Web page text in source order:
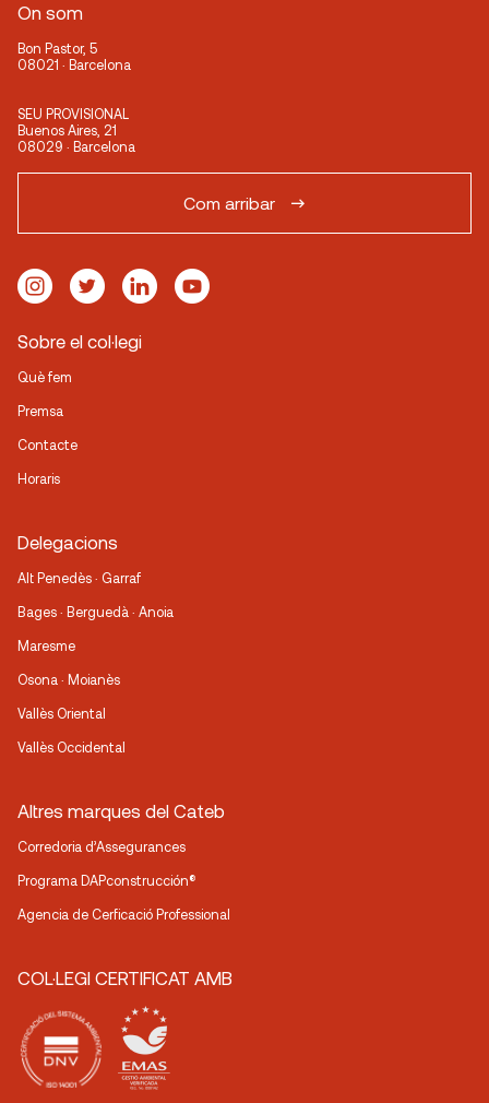
On som
Bon Pastor, 5
08021 · Barcelona
SEU PROVISIONAL
Buenos Aires, 21
08029 · Barcelona
Com arribar
Sobre el col·legi
Què fem
Premsa
Contacte
Horaris
Delegacions
Alt Penedès · Garraf
Bages · Berguedà · Anoia
Maresme
Osona · Moianès
Vallès Oriental
Vallès Occidental
Altres marques del Cateb
Corredoria d’Assegurances
Programa DAPconstrucción®
Agencia de Cerficació Professional
COL·LEGI CERTIFICAT AMB